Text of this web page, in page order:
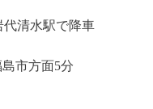
代清水駅で降車
市方面5分